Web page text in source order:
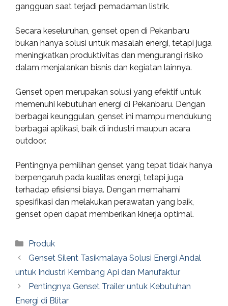
gangguan saat terjadi pemadaman listrik.
Secara keseluruhan, genset open di Pekanbaru
bukan hanya solusi untuk masalah energi, tetapi juga
meningkatkan produktivitas dan mengurangi risiko
dalam menjalankan bisnis dan kegiatan lainnya.
Genset open merupakan solusi yang efektif untuk
memenuhi kebutuhan energi di Pekanbaru. Dengan
berbagai keunggulan, genset ini mampu mendukung
berbagai aplikasi, baik di industri maupun acara
outdoor.
Pentingnya pemilihan genset yang tepat tidak hanya
berpengaruh pada kualitas energi, tetapi juga
terhadap efisiensi biaya. Dengan memahami
spesifikasi dan melakukan perawatan yang baik,
genset open dapat memberikan kinerja optimal.
Categories
Produk
Genset Silent Tasikmalaya Solusi Energi Andal
untuk Industri Kembang Api dan Manufaktur
Pentingnya Genset Trailer untuk Kebutuhan
Energi di Blitar